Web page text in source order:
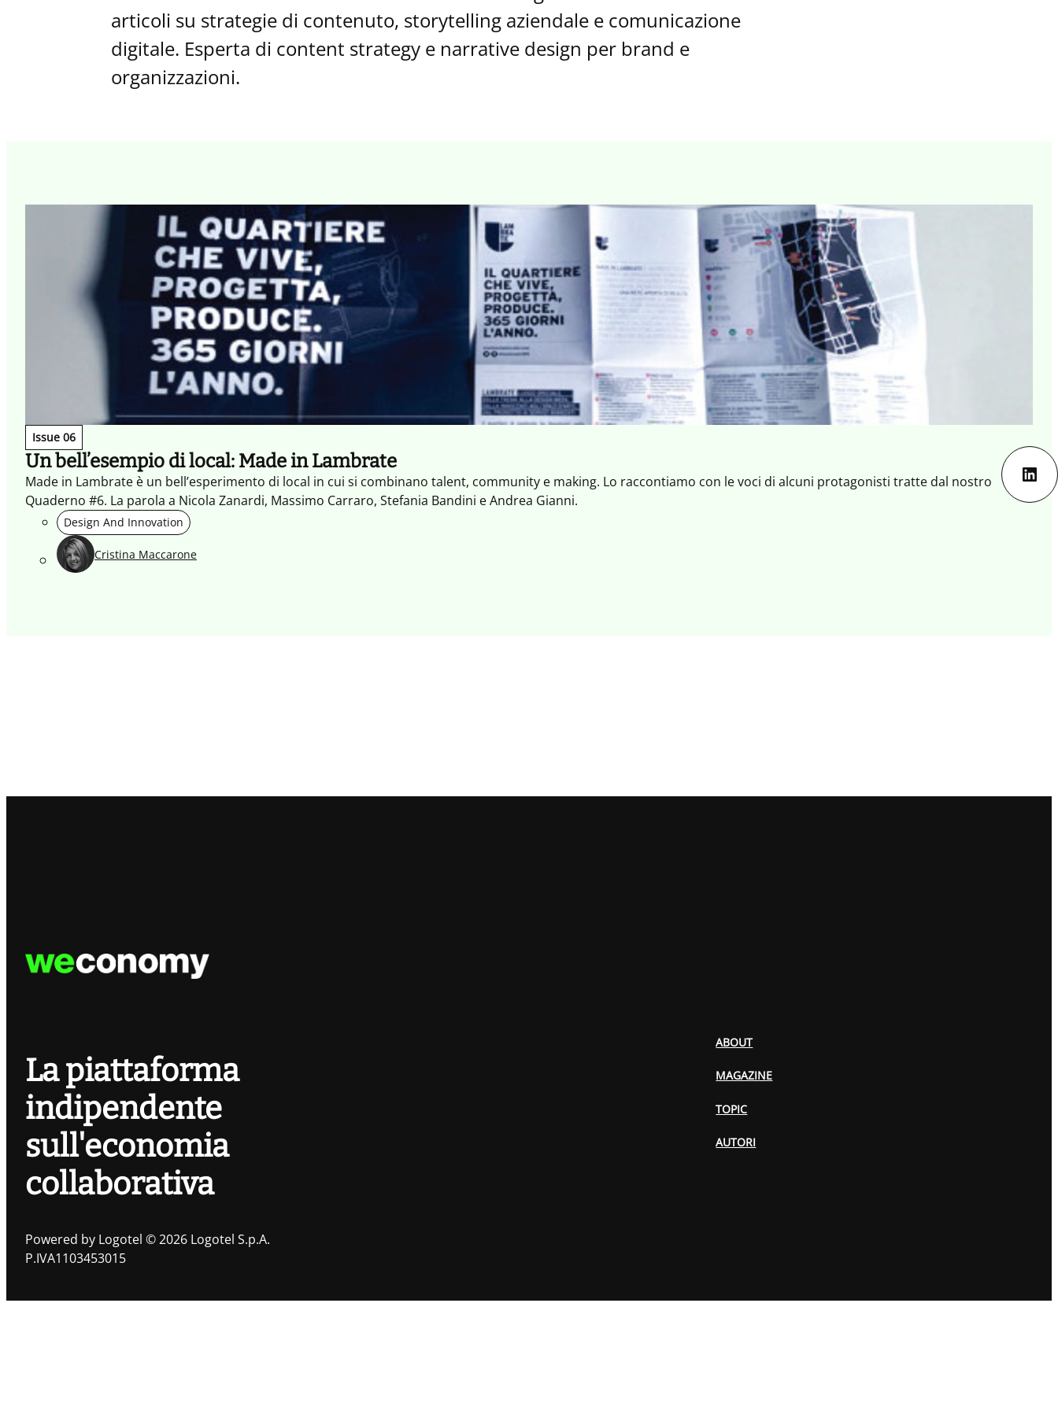
articoli su strategie di contenuto, storytelling aziendale e comunicazione
digitale. Esperta di content strategy e narrative design per brand e
organizzazioni.
Issue 06
Un bell’esempio di local: Made in Lambrate
Made in Lambrate è un bell’esperimento di local in cui si combinano talent, community e making. Lo raccontiamo con le voci di alcuni protagonisti tratte dal nostro
Quaderno #6. La parola a Nicola Zanardi, Massimo Carraro, Stefania Bandini e Andrea Gianni.
Design And Innovation
Cristina Maccarone
La piattaforma
indipendente
sull'economia
collaborativa
Powered by Logotel © 2026 Logotel S.p.A.
P.IVA1103453015
ABOUT
MAGAZINE
TOPIC
AUTORI